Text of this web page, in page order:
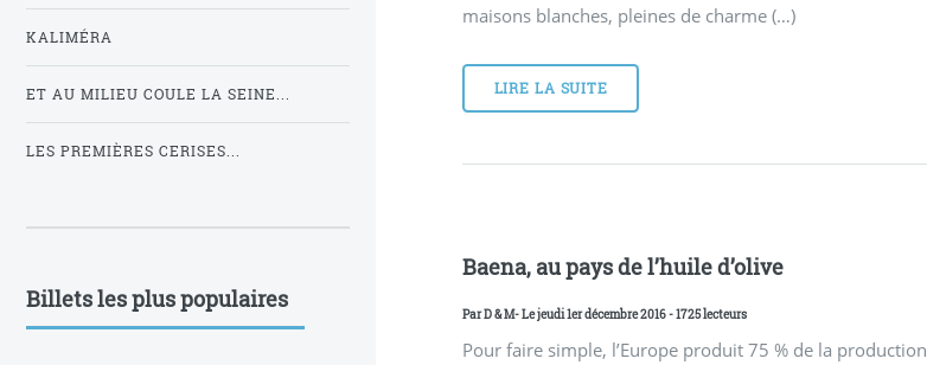
maisons blanches, pleines de charme (…)
LIRE LA SUITE
Baena, au pays de l’huile d’olive
ParD & M- Le jeudi 1er décembre 2016 - 1725 lecteurs
Pour faire simple, l’Europe produit 75 % de la production
KALIMÉRA
ET AU MILIEU COULE LA SEINE...
LES PREMIÈRES CERISES...
Billets les plus populaires